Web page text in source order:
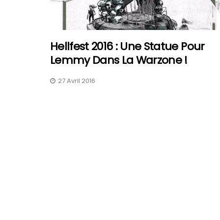
Hellfest 2016 : Une Statue Pour
Lemmy Dans La Warzone !
27 Avril 2016